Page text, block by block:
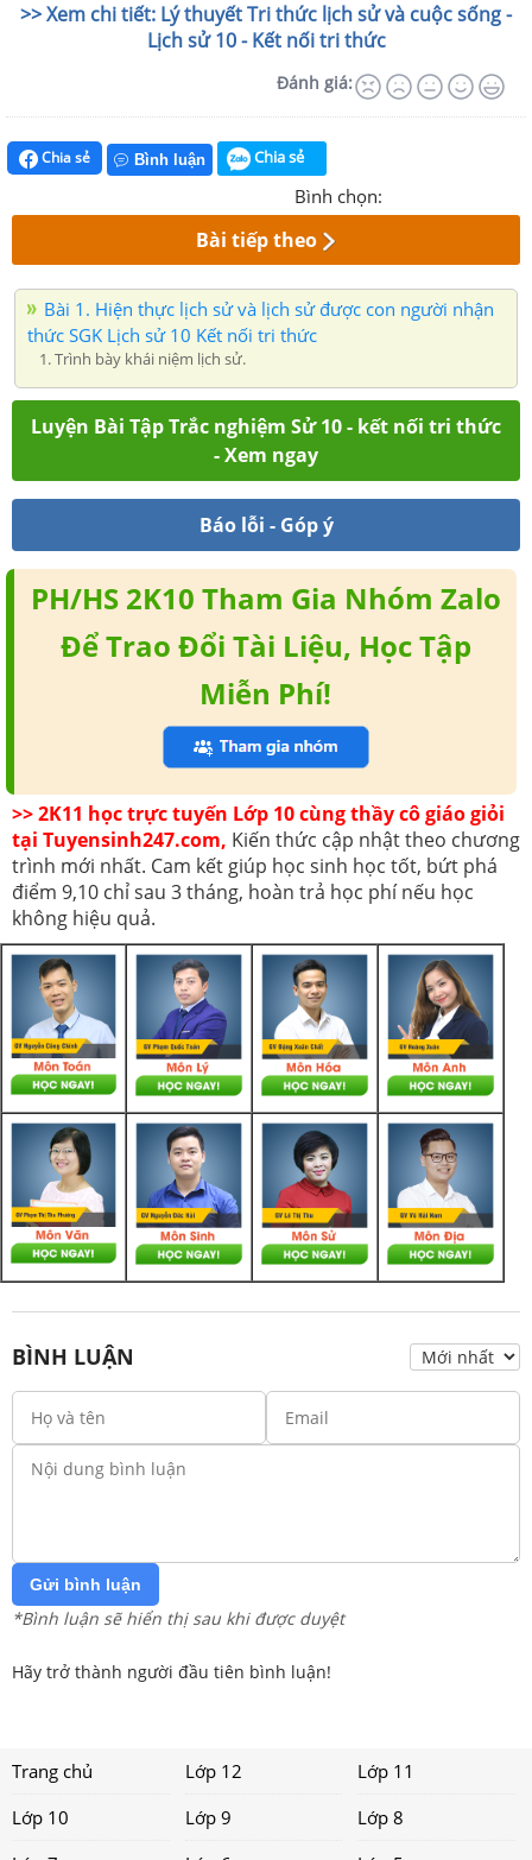
>> Xem chi tiết: Lý thuyết Tri thức lịch sử và cuộc sống -
Lịch sử 10 - Kết nối tri thức
Đánh giá:
Chia sẻ Bình luận Chia sẻ
Bình chọn:
Bài tiếp theo
Bài 1. Hiện thực lịch sử và lịch sử được con người nhận
thức SGK Lịch sử 10 Kết nối tri thức
1. Trình bày khái niệm lịch sử.
Luyện Bài Tập Trắc nghiệm Sử 10 - kết nối tri thức
- Xem ngay
Báo lỗi - Góp ý
PH/HS 2K10 Tham Gia Nhóm Zalo
Để Trao Đổi Tài Liệu, Học Tập
Miễn Phí!
>> 2K11 học trực tuyến Lớp 10 cùng thầy cô giáo giỏi
tại Tuyensinh247.com, Kiến thức cập nhật theo chương
trình mới nhất. Cam kết giúp học sinh học tốt, bứt phá
điểm 9,10 chỉ sau 3 tháng, hoàn trả học phí nếu học
không hiệu quả.
BÌNH LUẬN
Gửi bình luận
*Bình luận sẽ hiển thị sau khi được duyệt
Hãy trở thành người đầu tiên bình luận!
Trang chủ Lớp 12
Lớp 11
Lớp 10
Lớp 9
Lớp 8